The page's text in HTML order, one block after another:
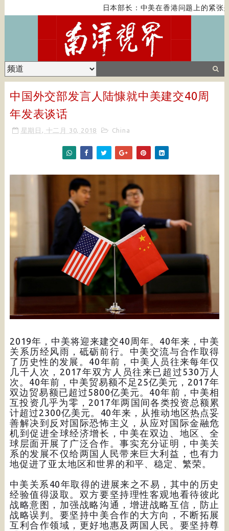
日本部长：中美在香港问题上的紧张关
中国外交部发言人陆慷就中美建交40周
年发表谈话
星期日, 十二月 30, 2018 China
2019年，中美将迎来建交40周年。40年来，中美
关系历经风雨，砥砺前行。中美交流与合作取得
了历史性的发展。40年前，中美人员往来每年仅
几千人次，2017年双方人员往来已超过530万人
次。40年前，中美贸易额不足25亿美元，2017年
双边贸易额已超过5800亿美元。40年前，中美相
互投资几乎为零，2017年两国间各类投资总额累
计超过2300亿美元。40年来，从推动地区热点妥
善解决到反对国际恐怖主义，从应对国际金融危
机到促进全球经济增长，中美在双边、地区、全
球层面开展了广泛合作。事实充分证明，中美关
系的发展不仅给两国人民带来巨大利益，也有力
地促进了亚太地区和世界的和平、稳定、繁荣。
中美关系40年取得的进展来之不易，其中的历史
经验值得汲取。双方要坚持理性客观地看待彼此
战略意图，加强战略沟通，增进战略互信，防止
战略误判。要坚持中美合作的大方向，不断拓展
互利合作领域，更好地惠及两国人民。要坚持尊